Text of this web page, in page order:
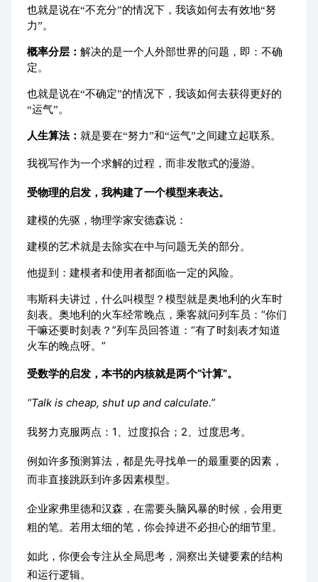
也就是说在“不充分”的情况下，我该如何去有效地“努
力”。
概率分层：解决的是一个人外部世界的问题，即：不确
定。
也就是说在“不确定”的情况下，我该如何去获得更好的
“运气”。
人生算法：就是要在“努力”和“运气”之间建立起联系。
我视写作为一个求解的过程，而非发散式的漫游。
受物理的启发，我构建了一个模型来表达。
建模的先驱，物理学家安德森说：
建模的艺术就是去除实在中与问题无关的部分。
他提到：建模者和使用者都面临一定的风险。
韦斯科夫讲过，什么叫模型？模型就是奥地利的火车时
刻表。奥地利的火车经常晚点，乘客就问列车员：“你们
干嘛还要时刻表？”列车员回答道：“有了时刻表才知道
火车的晚点呀。”
受数学的启发，本书的内核就是两个“计算”。
“Talk is cheap, shut up and calculate.”
我努力克服两点：1、过度拟合；2、过度思考。
例如许多预测算法，都是先寻找单一的最重要的因素，
而非直接跳跃到许多因素模型。
企业家弗里德和汉森，在需要头脑风暴的时候，会用更
粗的笔。若用太细的笔，你会掉进不必担心的细节里。
如此，你便会专注从全局思考，洞察出关键要素的结构
和运行逻辑。